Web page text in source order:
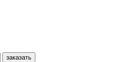
заказать